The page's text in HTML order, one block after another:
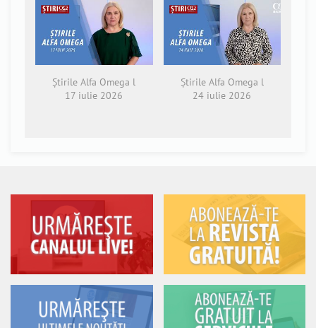
Știrile Alfa Omega l
17 iulie 2026
Știrile Alfa Omega l
24 iulie 2026